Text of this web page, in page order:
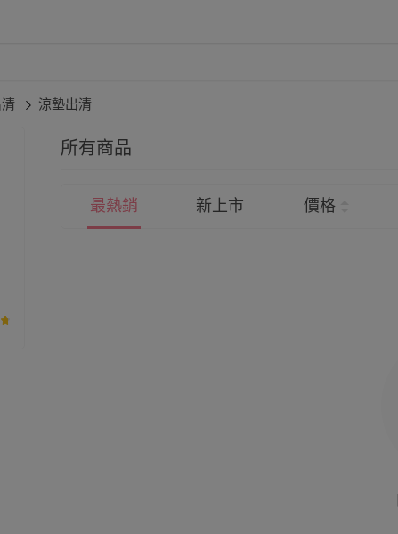
涼墊出清
所有商品
最熱銷 新上市 價格